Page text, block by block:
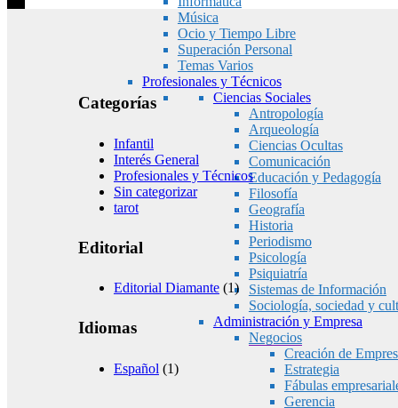
Música
Ocio y Tiempo Libre
Superación Personal
Temas Varios
Profesionales y Técnicos
Ciencias Sociales
Antropología
Arqueología
Ciencias Ocultas
Comunicación
Educación y Pedagogía
Filosofía
Geografía
Historia
Periodismo
Psicología
Psiquiatría
Sistemas de Información
Sociología, sociedad y
Administración y Empresa
Negocios
Creación de
Estrategia
Fábulas
Gerencia
Categorías
Infantil
Interés General
Profesionales y Técnicos
Sin categorizar
tarot
Editorial
Editorial Diamante (1)
Idiomas
Español (1)